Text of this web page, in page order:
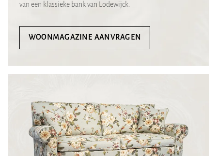
van een klassieke bank van Lodewijck.
WOONMAGAZINE AANVRAGEN